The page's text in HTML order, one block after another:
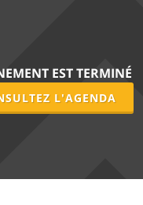
EST TERMINÉ
L'AGENDA